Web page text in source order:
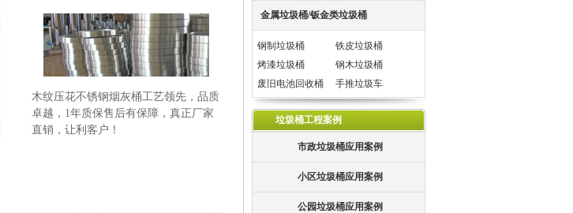
木纹压花不锈钢烟灰桶工艺领先，品质
卓越，1年质保售后有保障，真正厂家
直销，让利客户！
金属垃圾桶/钣金类垃圾桶
钢制垃圾桶
铁皮垃圾桶
烤漆垃圾桶
钢木垃圾桶
废旧电池回收桶
手推垃圾车
垃圾桶工程案例
市政垃圾桶应用案例
小区垃圾桶应用案例
公园垃圾桶应用案例